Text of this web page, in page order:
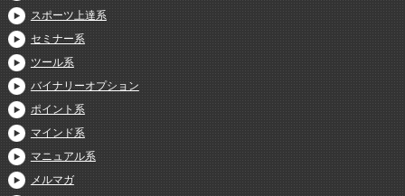
スポーツ上達系
セミナー系
ツール系
バイナリーオプション
ポイント系
マインド系
マニュアル系
メルマガ